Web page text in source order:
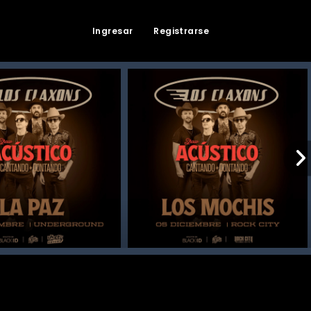
Ingresar Registrarse